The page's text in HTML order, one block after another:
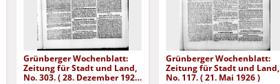
Grünberger Wochenblatt:
Zeitung für Stadt und Land,
No. 303. ( 28. Dezember 1926
Grünberger Wochenblatt:
Zeitung für Stadt und Land,
No. 117. ( 21. Mai 1926 )